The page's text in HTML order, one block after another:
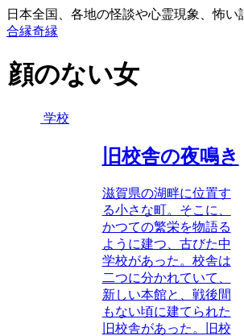
日本全国、各地の怪談や心霊現象、怖い
合縁奇縁
顔のない女
学校
旧校舎の夜鳴き
滋賀県の湖畔に位置す
る小さな町。そこに、
かつての繁栄を物語る
ように建つ、古びた中
学校があった。校舎は
二つに分かれていて、
新しい本館と、戦後間
もない頃に建てられた
旧校舎があった。旧校